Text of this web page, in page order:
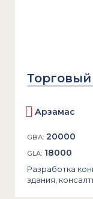
Арзамас
GBA: 20000
GLA: 18000
Разработка
здания,